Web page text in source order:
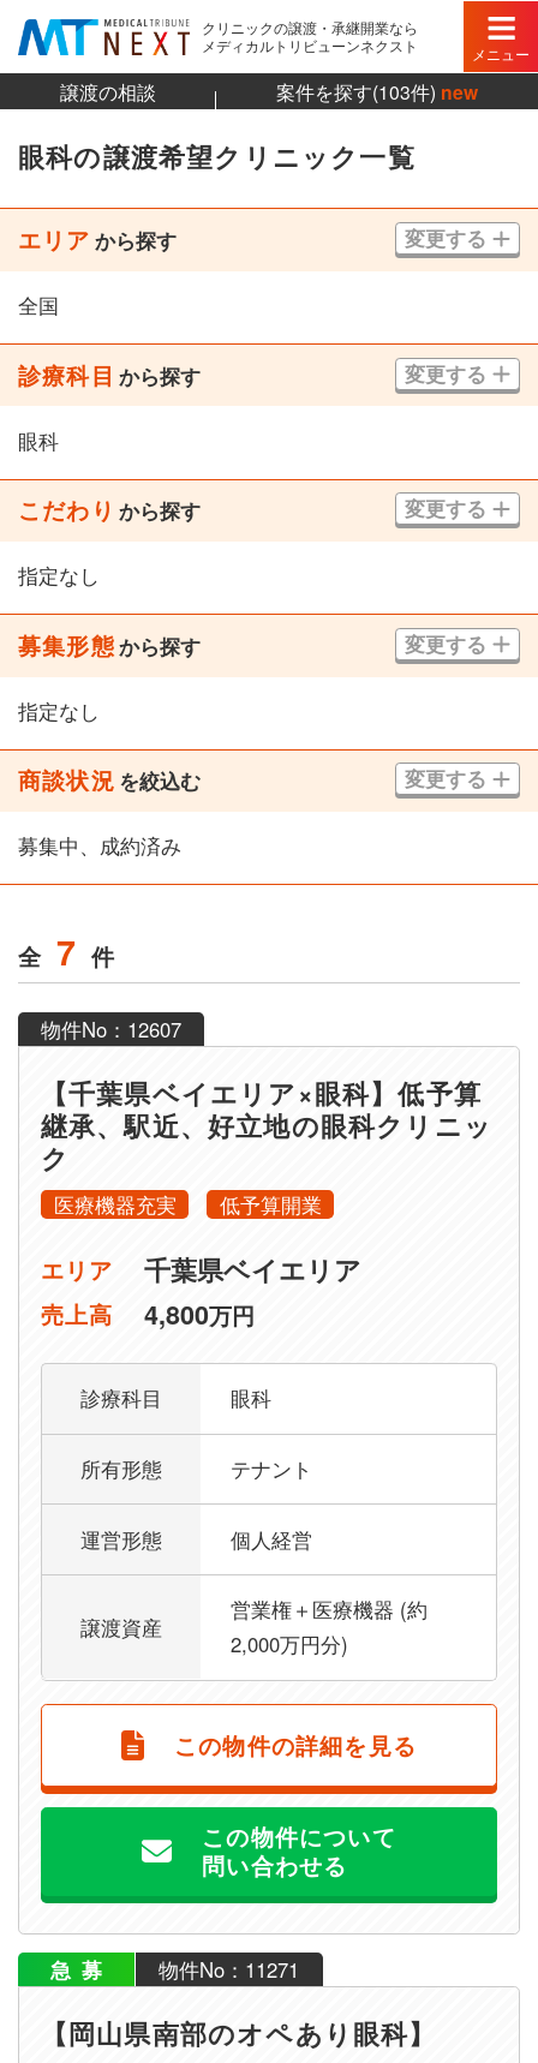
クリニックの譲渡・承継開業なら
メディカルトリビューンネクスト
メニュー
譲渡の相談 案件を探す(103件) new
眼科の譲渡希望クリニック一覧
エリア から探す 変更する
全国
診療科目 から探す 変更する
眼科
こだわり から探す 変更する
指定なし
募集形態から探す 変更する
指定なし
商談状況 を絞込む 変更する
募集中、成約済み
全 7 件
物件No：12607
【千葉県ベイエリア×眼科】低予算
継承、駅近、好立地の眼科クリニッ
ク
医療機器充実 低予算開業
エリア 千葉県ベイエリア
売上高 4,800万円
診療科目 眼科
所有形態 テナント
運営形態 個人経営
譲渡資産
営業権＋医療機器 (約
2,000万円分)
この物件の詳細を見る
この物件について
問い合わせる
急募 物件No：11271
【岡山県南部のオペあり眼科】